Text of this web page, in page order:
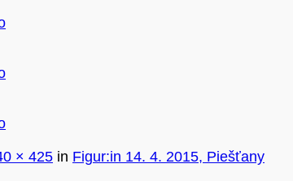
× 425 in Figur:in 14. 4. 2015, Piešťany